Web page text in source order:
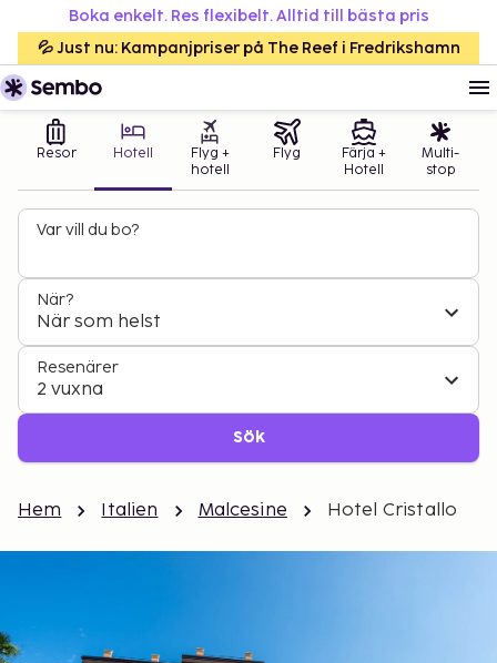
Boka enkelt. Res flexibelt. Alltid till bästa pris
💦 Just nu: Kampanjpriser på The Reef i Fredrikshamn
Resor Hotell
Flyg +
hotell
Flyg
Färja +
Hotell
Multi-
stop
Var vill du bo?
När?
När som helst
Resenärer
2 vuxna
Sök
Hem Italien Malcesine Hotel Cristallo